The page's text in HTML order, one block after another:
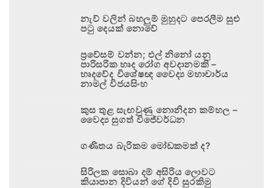
නැව් වලින් බහලුම් මුහුදට පෙරලීම සුළු
පටු දෙයක් නොවේ
ප්‍රවේසම් වන්න; එල් නිනෝ යනු
පාරිසරික හෘද රෝග අවදානමකි –
හෘදවේද විශේෂඥ වෛද්‍ය මහාචාර්ය
නාමල් විජයසිංහ
කුස තුළ සැඟවුණු නොනිදන කම්හල –
වෛද්‍ය සුගත් විජේවර්ධන
ගණිතය බැරිකම මෝඩකමක් ද?
සිරිලක සොබා දම් අසිරිය ලොවට
කියාපාන දිවියන් ගේ දිවි සුරකිමු